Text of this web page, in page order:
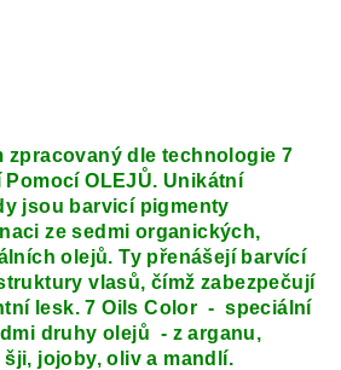
zpracovaný dle technologie 7
OLEJŮ. Unikátní
jsou barvicí pigmenty
ze sedmi organických,
olejů. Ty přenášejí barvící
vlasů, čímž zabezpečují
lesk. 7 Oils Color - speciální
druhy olejů - z arganu,
šji, jojoby, oliv a mandlí.